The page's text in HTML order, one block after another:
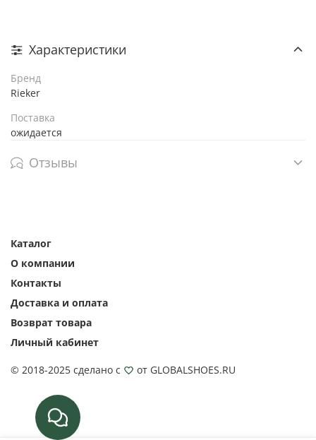
Характеристики
Бренд
Rieker
Поставка
ожидается
Отзывы
Каталог
О компании
Контакты
Доставка и оплата
Возврат товара
Личный кабинет
© 2018-2025 сделано с от GLOBALSHOES.RU